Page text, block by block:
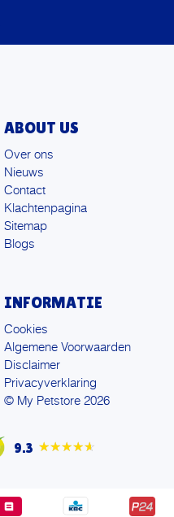
ABOUT US
Over ons
Nieuws
Contact
Klachtenpagina
Sitemap
Blogs
INFORMATIE
Cookies
Algemene Voorwaarden
Disclaimer
Privacyverklaring
© My Petstore 2026
9.3 ★★★★★